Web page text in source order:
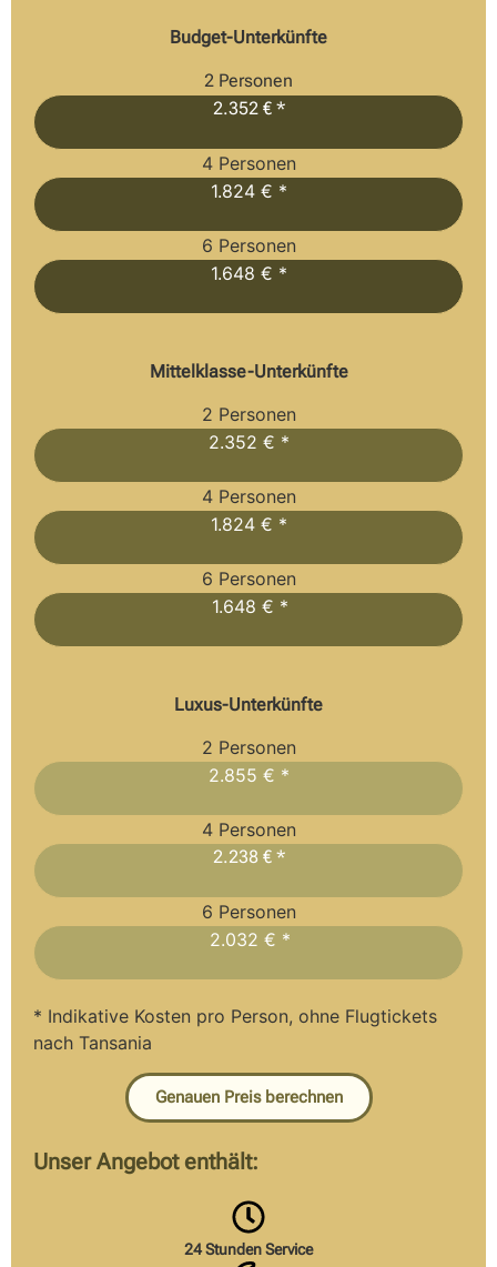
Budget-Unterkünfte
2 Personen
2.352 € *
4 Personen
1.824 € *
6 Personen
1.648 € *
Mittelklasse-Unterkünfte
2 Personen
2.352 € *
4 Personen
1.824 € *
6 Personen
1.648 € *
Luxus-Unterkünfte
2 Personen
2.855 € *
4 Personen
2.238 € *
6 Personen
2.032 € *
* Indikative Kosten pro Person, ohne Flugtickets
nach Tansania
Genauen Preis berechnen
Unser Angebot enthält:
24 Stunden Service